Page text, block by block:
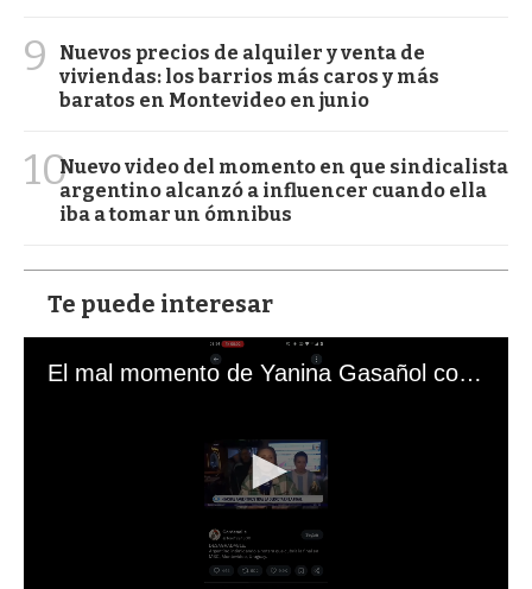
9
Nuevos precios de alquiler y venta de
viviendas: los barrios más caros y más
baratos en Montevideo en junio
10Nuevo video del momento en que sindicalista
argentino alcanzó a influencer cuando ella
iba a tomar un ómnibus
Te puede interesar
El mal momento de Yanina Gasañol con un hincha argentino en "Subrayado"